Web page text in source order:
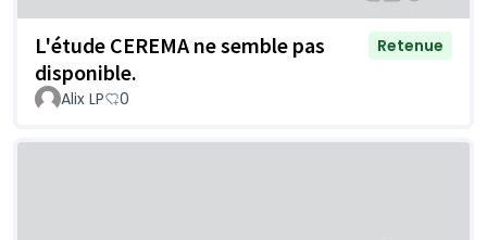
L'étude CEREMA ne semble pas
disponible.
Retenue
Alix LP 0